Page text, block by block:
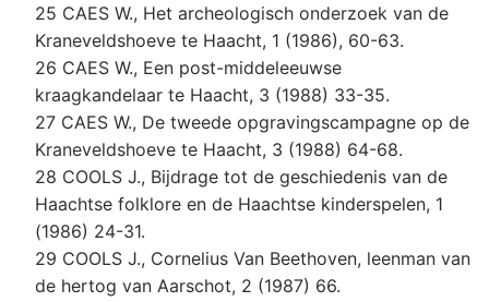
25 CAES W., Het archeologisch onderzoek van de
Kraneveldshoeve te Haacht, 1 (1986), 60-63.
26 CAES W., Een post-middeleeuwse
kraagkandelaar te Haacht, 3 (1988) 33-35.
27 CAES W., De tweede opgravingscampagne op de
Kraneveldshoeve te Haacht, 3 (1988) 64-68.
28 COOLS J., Bijdrage tot de geschiedenis van de
Haachtse folklore en de Haachtse kinderspelen, 1
(1986) 24-31.
29 COOLS J., Cornelius Van Beethoven, leenman van
de hertog van Aarschot, 2 (1987) 66.